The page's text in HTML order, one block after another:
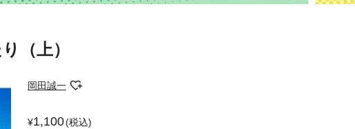
（上）
岡田誠一
1,100(税込)